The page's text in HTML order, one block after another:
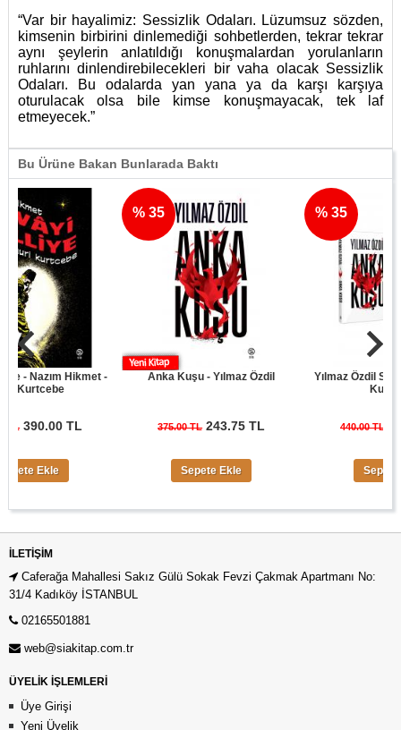
“Var bir hayalimiz: Sessizlik Odaları. Lüzumsuz sözden,
kimsenin birbirini dinlemediği sohbetlerden, tekrar tekrar
aynı şeylerin anlatıldığı konuşmalardan yorulanların
ruhlarını dinlendirebilecekleri bir vaha olacak Sessizlik
Odaları. Bu odalarda yan yana ya da karşı karşıya
oturulacak olsa bile kimse konuşmayacak, tek laf
etmeyecek.”
Bu Ürüne Bakan Bunlarada Baktı
Hikmet -
TL
Ekle
Anka Kuşu - Yılmaz Özdil
375.00 TL 243.75 TL
% 35
Sepete Ekle
Yılmaz Özdil Son
Kuşu Seti
440.00 TL 286.00
% 35
Sepete Ekle
İLETIŞIM
Caferağa Mahallesi Sakız Gülü Sokak Fevzi Çakmak Apartmanı No:
31/4 Kadıköy İSTANBUL
02165501881
web@siakitap.com.tr
ÜYELİK İŞLEMLERİ
Üye Girişi
Yeni Üyelik